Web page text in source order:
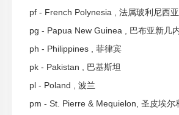
pf - French Polynesia , 法属玻利尼西亚
pg - Papua New Guinea , 巴布亚新几
ph - Philippines , 菲律宾
pk - Pakistan , 巴基斯坦
pl - Poland , 波兰
pm - St. Pierre & Mequielon, 圣皮埃尔